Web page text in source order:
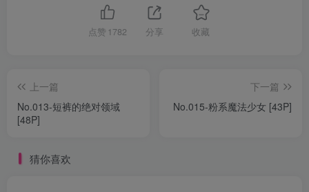
点赞 1782 分享 收藏
上一篇
No.013-短裤的绝对领域
[48P]
下一篇
No.015-粉系魔法少女 [43P]
猜你喜欢